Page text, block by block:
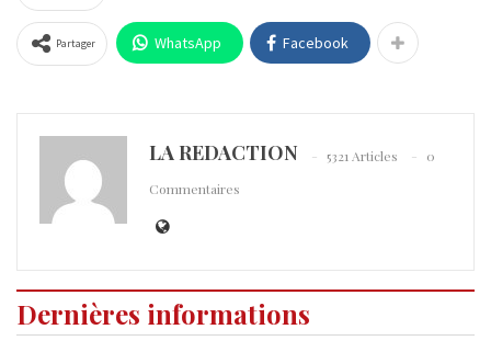
Partager WhatsApp Facebook
LA REDACTION 5321 Articles
0
Commentaires
Dernières informations